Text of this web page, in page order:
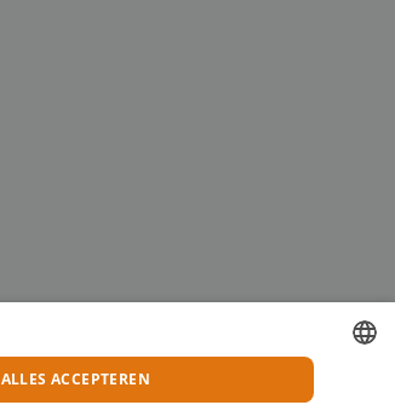
DUTCH
ALLES ACCEPTEREN